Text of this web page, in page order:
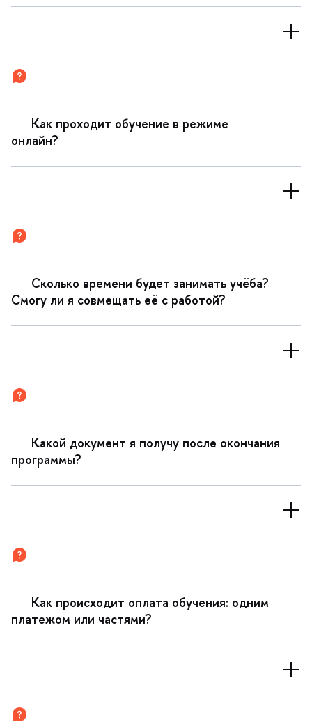
Как проходит обучение в режиме
онлайн?
Сколько времени будет занимать учёба?
Смогу ли я совмещать её с работой?
Какой документ я получу после окончания
программы?
Как происходит оплата обучения: одним
платежом или частями?